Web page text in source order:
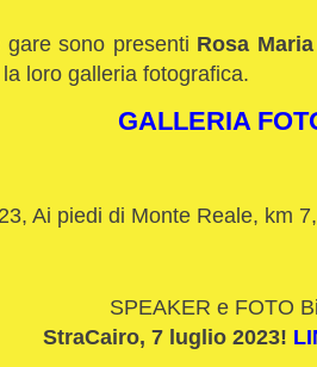
sono presenti Rosa
loro galleria fotografica.
GALLERIA
Ai piedi di Monte Reale, km
SPEAKER e FOTO
StraCairo, 7 luglio 2023!